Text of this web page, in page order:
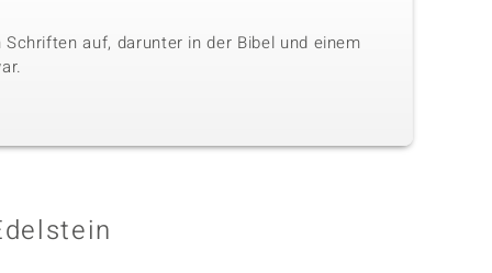
auf, darunter in der Bibel und einem